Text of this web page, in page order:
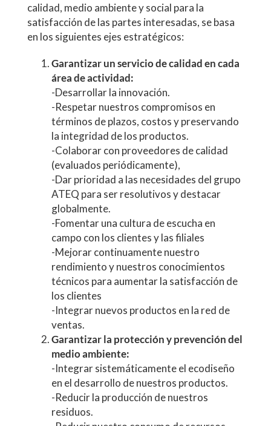
calidad, medio ambiente y social para la
satisfacción de las partes interesadas, se basa
en los siguientes ejes estratégicos:
Garantizar un servicio de calidad en cada
área de actividad:
-Desarrollar la innovación.
-Respetar nuestros compromisos en
términos de plazos, costos y preservando
la integridad de los productos.
-Colaborar con proveedores de calidad
(evaluados periódicamente),
-Dar prioridad a las necesidades del grupo
ATEQ para ser resolutivos y destacar
globalmente.
-Fomentar una cultura de escucha en
campo con los clientes y las filiales
-Mejorar continuamente nuestro
rendimiento y nuestros conocimientos
técnicos para aumentar la satisfacción de
los clientes
-Integrar nuevos productos en la red de
ventas.
Garantizar la protección y prevención del
medio ambiente:
-Integrar sistemáticamente el ecodiseño
en el desarrollo de nuestros productos.
-Reducir la producción de nuestros
residuos.